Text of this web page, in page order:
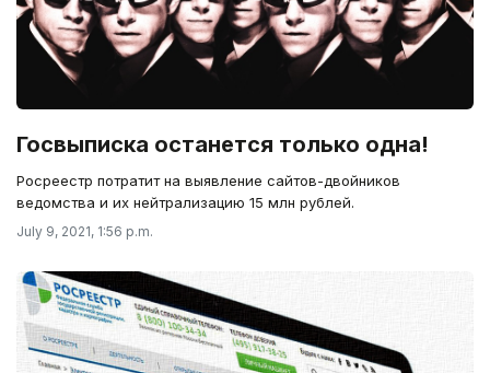
Госвыписка останется только одна!
Росреестр потратит на выявление сайтов-двойников
ведомства и их нейтрализацию 15 млн рублей.
July 9, 2021, 1:56 p.m.